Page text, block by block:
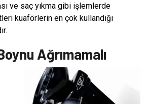
ve saç yıkma gibi işlemlerde
kuaförlerin en çok kullandığı
Ağrımamalı